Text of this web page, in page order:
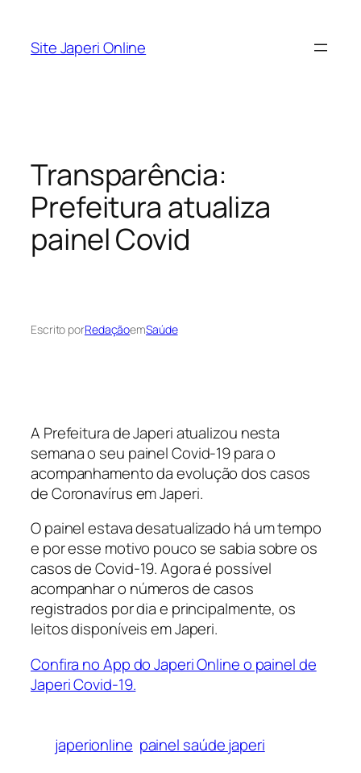
Site Japeri Online
Transparência:
Prefeitura atualiza
painel Covid
Escrito porRedaçãoemSaúde
A Prefeitura de Japeri atualizou nesta
semana o seu painel Covid-19 para o
acompanhamento da evolução dos casos
de Coronavírus em Japeri.
O painel estava desatualizado há um tempo
e por esse motivo pouco se sabia sobre os
casos de Covid-19. Agora é possível
acompanhar o números de casos
registrados por dia e principalmente, os
leitos disponíveis em Japeri.
Confira no App do Japeri Online o painel de
Japeri Covid-19.
japerionline painel saúde japeri